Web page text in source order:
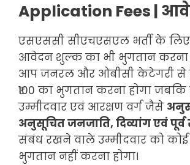
Application Fees |
एसएससी सीएचएसएल भर्ती के
आवेदन शुल्क का भी भुगतान करना
आप जनरल और ओबीसी केटेगरी से
₹100 का भुगतान करना होगा जबकि
उम्मीदवार एवं आरक्षण वर्ग जैसे
अनुसूचित जनजाति, दिव्यांग एवं
संबंध रखने वाले उम्मीदवार को
भुगतान नहीं करना होगा।